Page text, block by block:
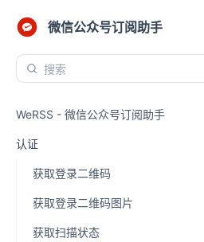
微信公众号订阅助手
搜索
WeRSS - 微信公众号订阅助手
认证
获取登录二维码
获取登录二维码图片
获取扫描状态